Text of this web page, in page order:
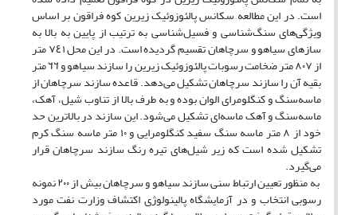
است. در این مطالعه سکانس پالئوزوئیک زیرین کوه فراقون بر اساس
ویژگی‌های سنگ‌شناسی و فسیلشناسی به ترتیب از پایین به بالا به
سازهای سیاهو و سرچاهان تقسیم گردیده است. در این محل ٧٤١ متر
از ۸۰۷ متر ضخامت رسوبات پالئوزوئیک زیرین را سازند سیاهو و ٦٦ متر
بقیه آن را سازند سرچاهان تشکیل می‌دهد. قاعده سازند سرچاهان از
ماسه‌سنگ و کنگلومرای الوان بوده و به طرف بالا از تناوب شیل، آهک،
ماسه‌سنگ و آهک ماسه‌ای تشکیل می‌شود. این سازند در بالاترین حد
خود از ۸ متر ماسه سنگ سفید کنگلومرایی و ۱۰ متر ماسه سنگ کرم
تشکیل شده است که زیر شیلهای تیره رنگ سازند سرچاهان قرار
می‌گیرد.
به منظور تعیین ارتباط سنی سازند سیاهو و سرچاهان بیش از ۲۰۰ نمونه
رسوبی انتخاب و در آزمایشگاه پالینولوژی اکتشاف وزارت نفت مورد